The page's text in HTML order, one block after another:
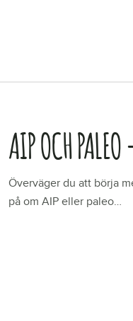
AIP OCH
Överväger du att börja
på om AIP eller paleo…